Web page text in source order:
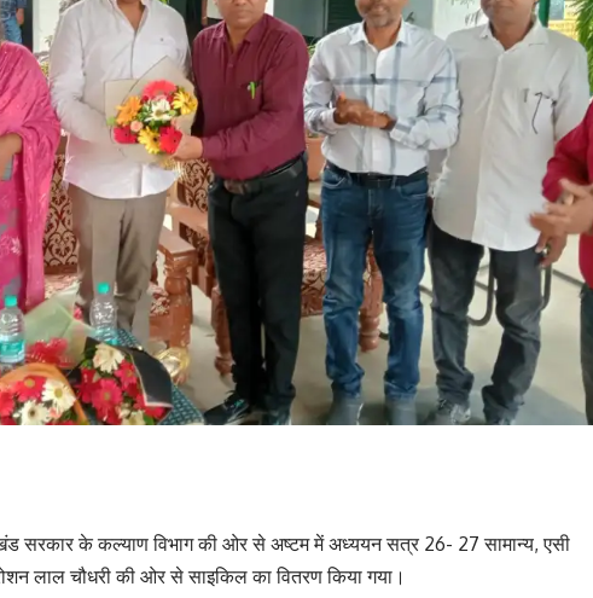
सरकार के कल्याण विभाग की ओर से अष्टम में अध्ययन सत्र 26- 27 सामान्य, एसी
लाल चौधरी की ओर से साइकिल का वितरण किया गया।